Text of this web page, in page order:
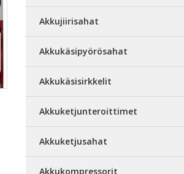
Akkujiirisahat
Akkukäsipyörösahat
Akkukäsisirkkelit
Akkuketjunteroittimet
Akkuketjusahat
Akkukompressorit